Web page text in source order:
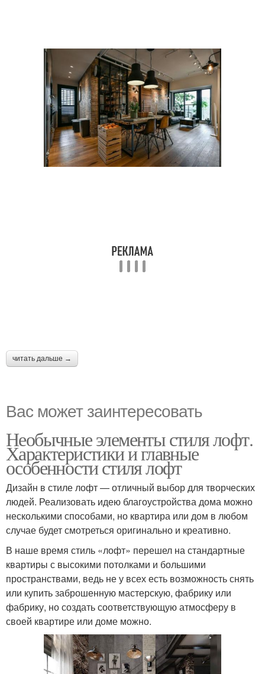
читать дальше →
Вас может заинтересовать
Необычные элементы стиля лофт.
Характеристики и главные
особенности стиля лофт
Дизайн в стиле лофт — отличный выбор для творческих
людей. Реализовать идею благоустройства дома можно
несколькими способами, но квартира или дом в любом
случае будет смотреться оригинально и креативно.
В наше время стиль «лофт» перешел на стандартные
квартиры с высокими потолками и большими
пространствами, ведь не у всех есть возможность снять
или купить заброшенную мастерскую, фабрику или
фабрику, но создать соответствующую атмосферу в
своей квартире или доме можно.